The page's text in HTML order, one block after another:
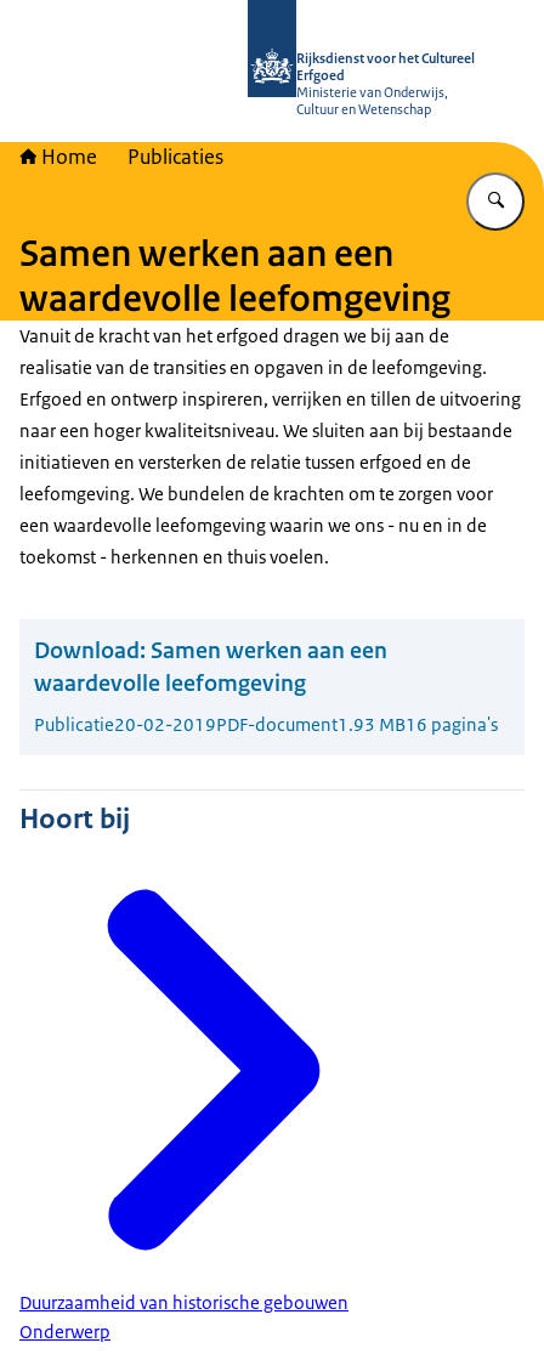
Rijksdienst voor het Cultureel
Erfgoed
Ministerie van Onderwijs,
Cultuur en Wetenschap
Home Publicaties
Samen werken aan een
waardevolle leefomgeving
Vanuit de kracht van het erfgoed dragen we bij aan de
realisatie van de transities en opgaven in de leefomgeving.
Erfgoed en ontwerp inspireren, verrijken en tillen de uitvoering
naar een hoger kwaliteitsniveau. We sluiten aan bij bestaande
initiatieven en versterken de relatie tussen erfgoed en de
leefomgeving. We bundelen de krachten om te zorgen voor
een waardevolle leefomgeving waarin we ons - nu en in de
toekomst - herkennen en thuis voelen.
Download: Samen werken aan een
waardevolle leefomgeving
Publicatie20-02-2019PDF-document1.93 MB16 pagina's
Hoort bij
Duurzaamheid van historische gebouwen
Onderwerp